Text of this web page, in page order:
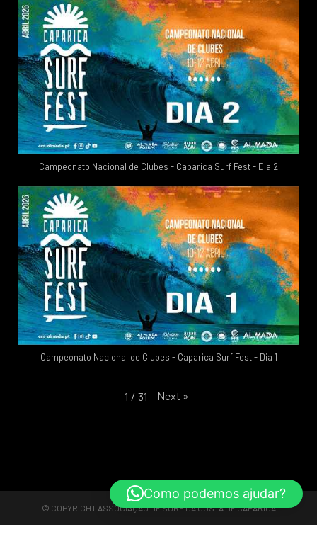
Campeonato Nacional de Clubes - Caparica Surf Fest - Dia 2
Campeonato Nacional de Clubes - Caparica Surf Fest - Dia 1
1 / 31 Next »
© COPYRIGHT ASSOCIAÇÃO DE SURF DA COSTA DE CAPARICA
Como podemos ajudar?